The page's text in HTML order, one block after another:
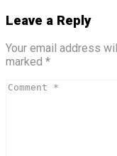
Leave a Reply
Your email address
marked *